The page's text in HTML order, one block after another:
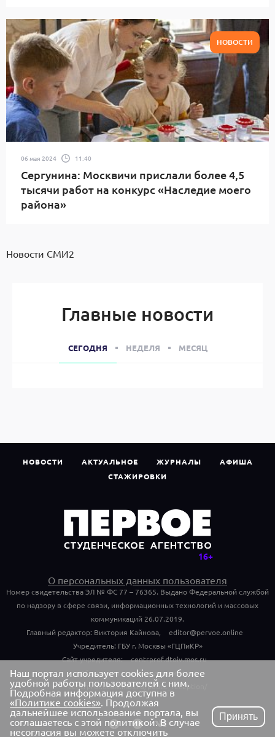
НОВОСТИ
06 мая 2024 11:40
Сергунина: Москвичи прислали более 4,5
тысячи работ на конкурс «Наследие моего
района»
Новости СМИ2
Главные новости
СЕГОДНЯ НЕДЕЛЯ МЕСЯЦ
НОВОСТИ АКТУАЛЬНОЕ ЖУРНАЛЫ
АФИША
СТАЖИРОВКИ
О персональных данных пользователя
Номер свидетельства ЭЛ № ФС 77 – 76365. Выдано Федеральной службой
по надзору в сфере связи, информационных технологий и массовых
коммуникаций 26.07.2019.
Главный редактор: Виктория Кайнова,
editor@pervoe.online
Учредитель: ГБУ г. Москвы «ГЦПиКР»
Сайт учредителя:
centrprof.dtoiv.mos.ru
Обращения граждан учредителю:
centrprof.dtoiv.mos.ru/public_reception/
Наш портал использует cookies для более
удобной работы пользователей с ним.
Подробная информация доступна в
«Политике cookies». Продолжая
дальнейшее использование портала, вы
соглашаетесь с этой политикой. В случае
несогласия вы можете отключить
Принять